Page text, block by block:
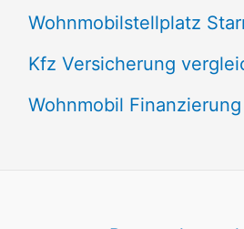
Wohnmobilstellplatz
Kfz Versicherung
Wohnmobil Finanzierung